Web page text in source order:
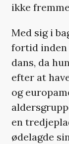
ikke
Med sig i
fortid inden
dans, da
efter at
og
en
ødelagde